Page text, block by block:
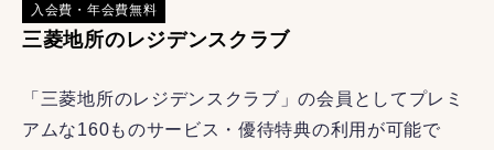
入会費・年会費無料
三菱地所のレジデンスクラブ
「三菱地所のレジデンスクラブ」の会員としてプレミ
アムな160ものサービス・優待特典の利用が可能で